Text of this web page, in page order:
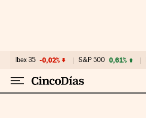
Ibex 35 -0,02% S&P 500 0,61%